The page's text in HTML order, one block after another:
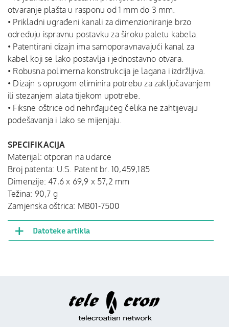
otvaranje plašta u rasponu od 1 mm do 3 mm.
• Prikladni ugrađeni kanali za dimenzioniranje brzo
određuju ispravnu postavku za široku paletu kabela.
• Patentirani dizajn ima samoporavnavajući kanal za
kabel koji se lako postavlja i jednostavno otvara.
• Robusna polimerna konstrukcija je lagana i izdržljiva.
• Dizajn s oprugom eliminira potrebu za zaključavanjem
ili stezanjem alata tijekom upotrebe.
• Fiksne oštrice od nehrđajućeg čelika ne zahtijevaju
podešavanja i lako se mijenjaju.
SPECIFIKACIJA
Materijal: otporan na udarce
Broj patenta: U.S. Patent br. 10,459,185
Dimenzije: 47,6 x 69,9 x 57,2 mm
Težina: 90,7 g
Datoteke artikla